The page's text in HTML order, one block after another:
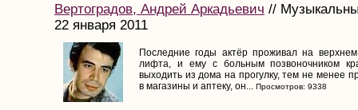
Вертоградов, Андрей Аркадьевич //
22 января 2011
Последние годы актёр проживал на
лифта, и ему с больным позвоночником
выходить из дома на прогулку, тем не менее
в магазины и аптеку, он... Просмотров: 9338